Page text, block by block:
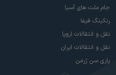
جام ملت های آسیا
رنکینگ فیفا
نقل و انتقالات اروپا
نقل و انتقالات ایران
پاری سن ژرمن